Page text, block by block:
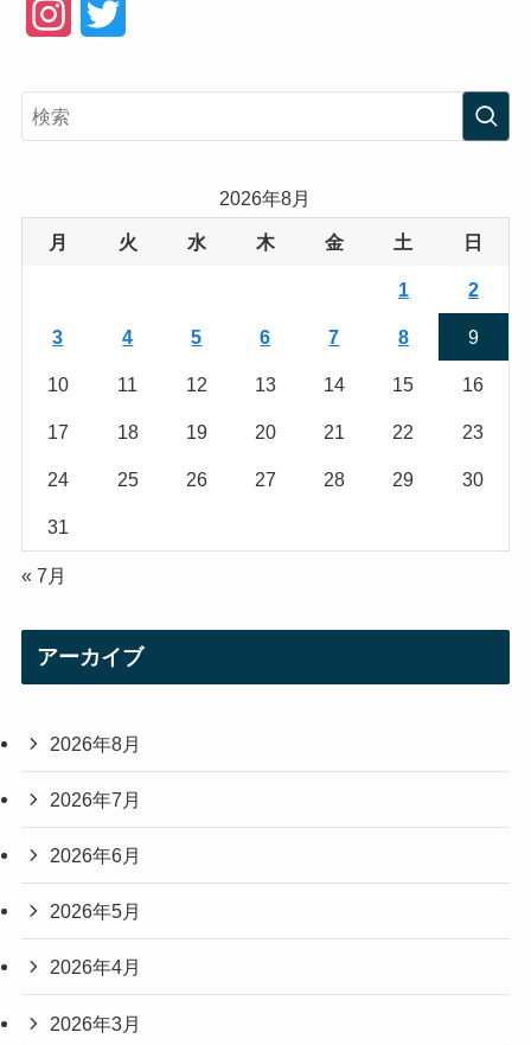
e
2026年8月
月 火 水 木 金 土 日
1 2
3 4 5 6 7 8 9
10 11 12 13 14 15 16
17 18 19 20 21 22 23
24 25 26 27 28 29 30
31
« 7月
アーカイブ
2026年8月
2026年7月
2026年6月
2026年5月
2026年4月
2026年3月